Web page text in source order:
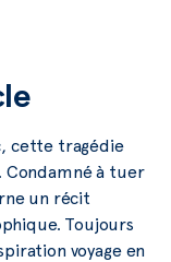
cette tragédie
à tuer
un récit
Toujours
voyage en